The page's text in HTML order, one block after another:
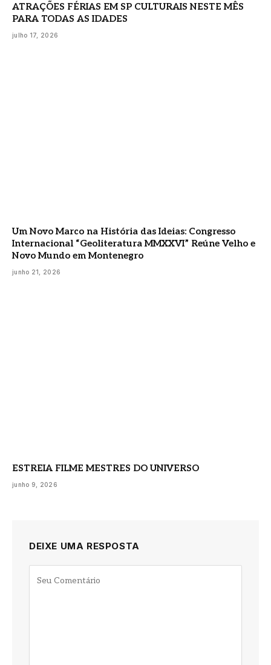
ATRAÇÕES FÉRIAS EM SP CULTURAIS NESTE MÊS
PARA TODAS AS IDADES
julho 17, 2026
Um Novo Marco na História das Ideias: Congresso
Internacional “Geoliteratura MMXXVI” Reúne Velho e
Novo Mundo em Montenegro
junho 21, 2026
ESTREIA FILME MESTRES DO UNIVERSO
junho 9, 2026
DEIXE UMA RESPOSTA